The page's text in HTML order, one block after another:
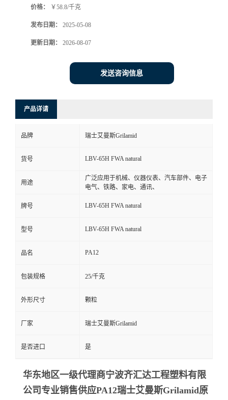
价格： ￥58.8/千克
发布日期： 2025-05-08
更新日期： 2026-08-07
发送咨询信息
产品详请
品牌 瑞士艾曼斯Grilamid
货号 LBV-65H FWA natural
用途
广泛应用于机械、仪器仪表、汽车部件、电子
电气、铁路、家电、通讯、
牌号 LBV-65H FWA natural
型号 LBV-65H FWA natural
品名 PA12
包装规格 25/千克
外形尺寸 颗粒
厂家 瑞士艾曼斯Grilamid
是否进口 是
华东地区一级代理商宁波齐汇达工程塑料有限
公司专业销售供应PA12瑞士艾曼斯Grilamid原